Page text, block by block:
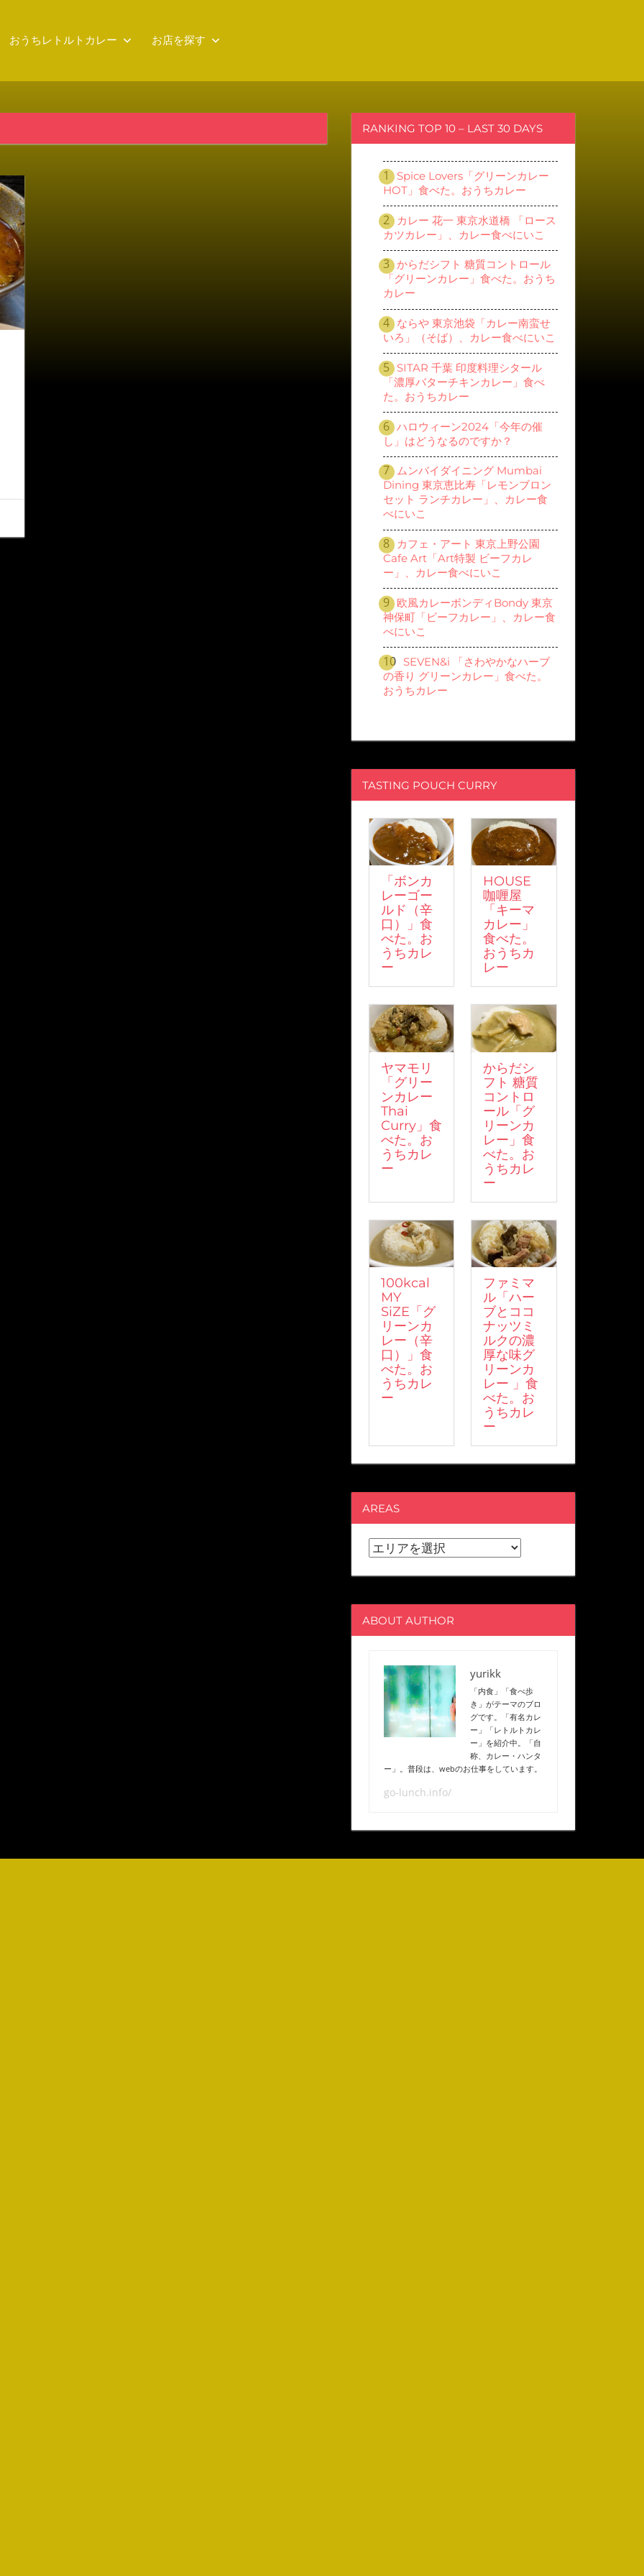
おうちレトルトカレー お店を探す
RANKING TOP 10 – LAST 30 DAYS
Spice Lovers「グリーンカレー
HOT」食べた。おうちカレー
カレー 花一 東京水道橋 「ロース
カツカレー」、カレー食べにいこ
からだシフト 糖質コントロール
「グリーンカレー」食べた。おうち
カレー
ならや 東京池袋「カレー南蛮せ
いろ」（そば）、カレー食べにいこ
SITAR 千葉 印度料理シタール
「濃厚バターチキンカレー」食べ
た。おうちカレー
ハロウィーン2024「今年の催
し」はどうなるのですか？
ムンバイダイニング Mumbai
Dining 東京恵比寿「レモンブロン
セット ランチカレー」、カレー食
べにいこ
カフェ・アート 東京上野公園
Cafe Art「Art特製 ビーフカレ
ー」、カレー食べにいこ
欧風カレーボンディBondy 東京
神保町「ビーフカレー」、カレー食
べにいこ
SEVEN&i 「さわやかなハーブ
の香り グリーンカレー」食べた。
おうちカレー
TASTING POUCH CURRY
「ボンカ
レーゴー
ルド（辛
口）」食
べた。お
うちカレ
ー
HOUSE
咖喱屋
「キーマ
カレー」
食べた。
おうちカ
レー
ヤマモリ
「グリー
ンカレー
Thai
Curry」食
べた。お
うちカレ
ー
からだシ
フト 糖質
コントロ
ール「グ
リーンカ
レー」食
べた。お
うちカレ
ー
100kcal
MY
SiZE「グ
リーンカ
レー（辛
口）」食
べた。お
うちカレ
ー
ファミマ
ル「ハー
ブとココ
ナッツミ
ルクの濃
厚な味グ
リーンカ
レー 」食
べた。お
うちカレ
ー
AREAS
ABOUT AUTHOR
yurikk
「内食」「食べ歩
き」がテーマのブロ
グです。「有名カレ
ー」「レトルトカレ
ー」を紹介中。「自
称、カレー・ハンタ
ー」。普段は、webのお仕事をしています。
go-lunch.info/